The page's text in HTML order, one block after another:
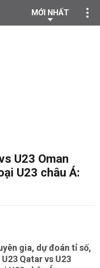
MỚI NHẤT
U23 Oman
U23 châu Á:
gia, dự đoán tỉ số,
Qatar vs U23